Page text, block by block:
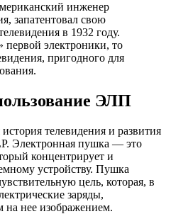
инженер
запатентовал свою
в 1932 году.
первой электроники, то
пригодного для
ЭЛП
телевидения и развития
Электронная пушка — это
концентрирует и
устройству. Пушка
цель, которая, в
заряды,
нее изображением.